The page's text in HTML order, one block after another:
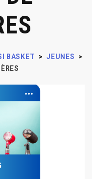
BASKET > JEUNES
>